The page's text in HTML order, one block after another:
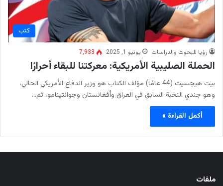
كتب
رؤيا للبحوث والدراسات يونيو 1, 2025 7٬933
الحملة الصليبية الأمريكية: معركتنا للبقاء أحرارًا
بيت هيجسيث (44 عامًا) مؤلف الكتاب هو وزير الدفاع الأمريكي الحالي،
وهو جندي النخبة السابق في العراق وأفغانستان وجوانتينامو، ثم…
أكمل القراءة »
ملفات